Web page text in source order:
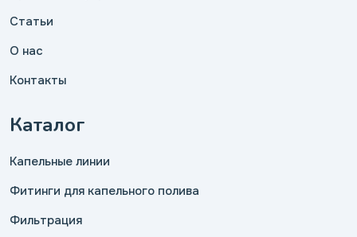
Статьи
О нас
Контакты
Каталог
Капельные линии
Фитинги для капельного полива
Фильтрация